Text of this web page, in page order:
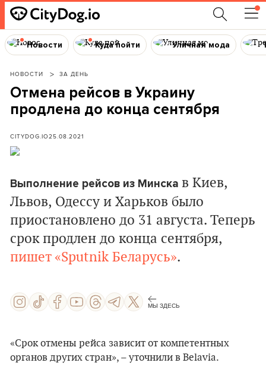
Новости Куда пойти Уличная мода
НОВОСТИ ЗА ДЕНЬ
Отмена рейсов в Украину
продлена до конца сентября
CITYDOG.IO25.08.2021
Выполнение рейсов из Минска в Киев,
Львов, Одессу и Харьков было
приостановлено до 31 августа. Теперь
срок продлен до конца сентября,
пишет «Sputnik Беларусь».
МЫ ЗДЕСЬ
«Срок отмены рейса зависит от компетентных
органов других стран», – уточнили в Belavia.